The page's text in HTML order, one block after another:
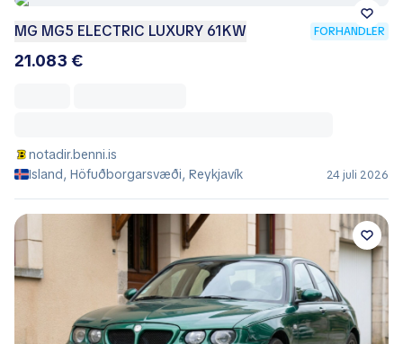
MG MG5 ELECTRIC LUXURY 61KW FORHANDLER
21.083 €
notadir.benni.is
Island, Höfuðborgarsvæði, Reykjavík
24 juli 2026